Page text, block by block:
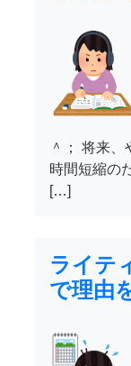
＾； 将来
時間短縮の
[…]
ライテ
で理由